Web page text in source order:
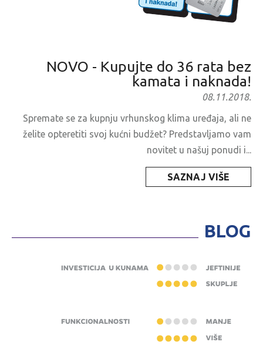
NOVO - Kupujte do 36 rata bez
kamata i naknada!
08.11.2018.
Spremate se za kupnju vrhunskog klima uređaja, ali ne
želite opteretiti svoj kućni budžet? Predstavljamo vam
novitet u našuj ponudi i...
SAZNAJ VIŠE
BLOG